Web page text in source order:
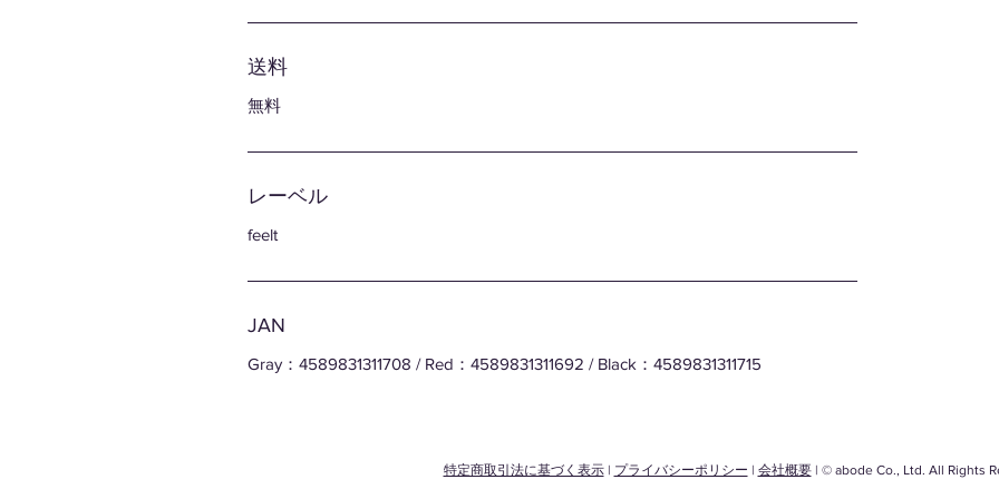
送料
無料
レーベル
feelt
JAN
Gray：4589831311708 / Red：4589831311692 / Black：4589831311715
特定商取引法に基づく表示| プライバシーポリシー | 会社概要| © abode Co., Ltd. All Rights